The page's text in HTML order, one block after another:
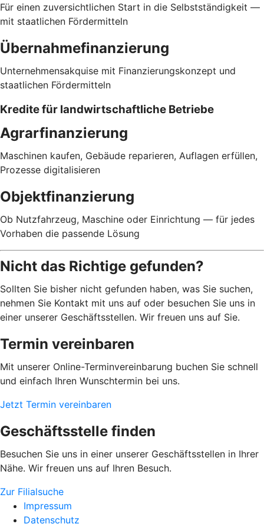
Für einen zuversichtlichen Start in die Selbstständigkeit —
mit staatlichen Fördermitteln
Übernahmefinanzierung
Unternehmensakquise mit Finanzierungskonzept und
staatlichen Fördermitteln
Kredite für landwirtschaftliche Betriebe
Agrarfinanzierung
Maschinen kaufen, Gebäude reparieren, Auflagen erfüllen,
Prozesse digitalisieren
Objektfinanzierung
Ob Nutzfahrzeug, Maschine oder Einrichtung — für jedes
Vorhaben die passende Lösung
Nicht das Richtige gefunden?
Sollten Sie bisher nicht gefunden haben, was Sie suchen,
nehmen Sie Kontakt mit uns auf oder besuchen Sie uns in
einer unserer Geschäftsstellen. Wir freuen uns auf Sie.
Termin vereinbaren
Mit unserer Online-Terminvereinbarung buchen Sie schnell
und einfach Ihren Wunschtermin bei uns.
Jetzt Termin vereinbaren
Geschäftsstelle finden
Besuchen Sie uns in einer unserer Geschäftsstellen in Ihrer
Nähe. Wir freuen uns auf Ihren Besuch.
Zur Filialsuche
Impressum
Datenschutz